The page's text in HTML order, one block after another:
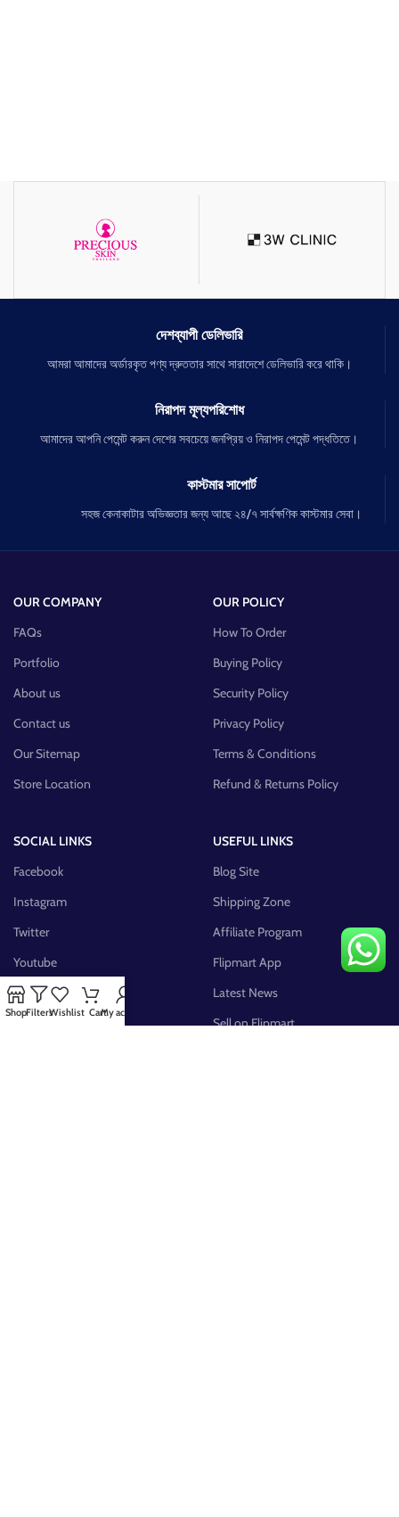
দেশব্যাপী ডেলিভারি
আমরা আমাদের অর্ডারকৃত পণ্য দ্রুততার সাথে সারাদেশে ডেলিভারি করে থাকি।
নিরাপদ মূল্যপরিশোধ
আমাদের আপনি পেমেন্ট করুন দেশের সবচেয়ে জনপ্রিয় ও নিরাপদ পেমেন্ট পদ্ধতিতে।
কাস্টমার সাপোর্ট
সহজ কেনাকাটার অভিজ্ঞতার জন্য আছে ২৪/৭ সার্বক্ষণিক কাস্টমার সেবা।
OUR COMPANY
FAQs
Portfolio
About us
Contact us
Our Sitemap
Store Location
OUR POLICY
How To Order
Buying Policy
Security Policy
Privacy Policy
Terms & Conditions
Refund & Returns Policy
SOCIAL LINKS
Facebook
Instagram
Twitter
Youtube
Pinterest
FB Group
USEFUL LINKS
Blog Site
Shipping Zone
Affiliate Program
Flipmart App
Latest News
Sell on Flipmart
ShopFiltersWishlist CartMy account